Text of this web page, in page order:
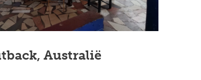
Australië